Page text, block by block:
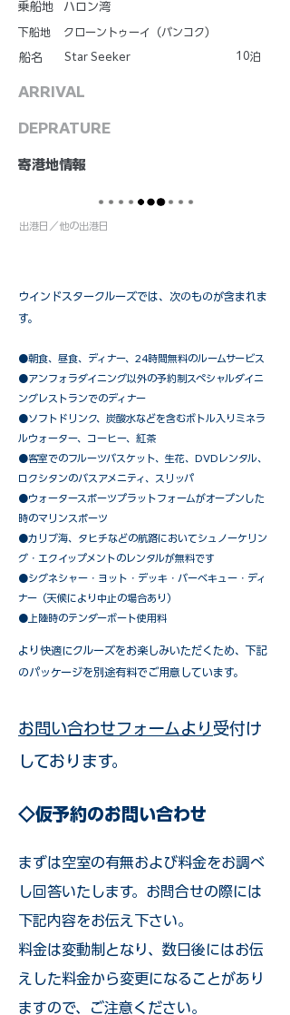
乗船地
下船地
船名
ハロン湾
クローントゥーイ（バンコク）
Star Seeker 10泊
ARRIVAL
DEPRATURE
​寄港地情報
出港日／他の出港日
ウインドスタークルーズでは、次のものが含まれま
す。
●朝食、昼食、ディナー、24時間無料のルームサービス
​●アンフォラダイニング以外の予約制スペシャルダイニ
ングレストランでのディナー
●ソフトドリンク、炭酸水などを含むボトル入りミネラ
ルウォーター、コーヒー、紅茶
●客室でのフルーツバスケット、生花、DVDレンタル、
ロクシタンのバスアメニティ、スリッパ
●ウォータースポーツプラットフォームがオープンした
時のマリンスポーツ
●カリブ海、タヒチなどの航路においてシュノーケリン
グ・エクイップメントのレンタルが無料です
​●シグネシャー・ヨット・デッキ・バーベキュー・ディ
ナー（天候により中止の場合あり）
●上陸時のテンダーボート使用料
​より快適にクルーズをお楽しみいただくため、下記
のパッケージを別途有料でご用意しています。​
お問い合わせフォームより 受付け
しております。
◇仮予約のお問い合わせ
まずは空室の有無および料金をお調べ
し回答いたします。お問合せの際には
下記内容をお伝え下さい。
料金は変動制となり、数日後にはお伝
えした料金から変更になることがあり
ますので、ご注意ください。